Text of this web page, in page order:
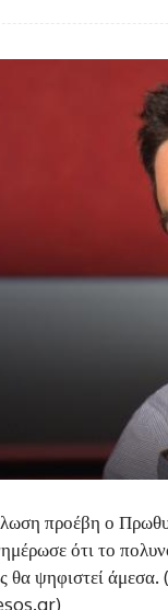
προέβη ο
ότι το
θα ψηφιστεί άμεσα. (